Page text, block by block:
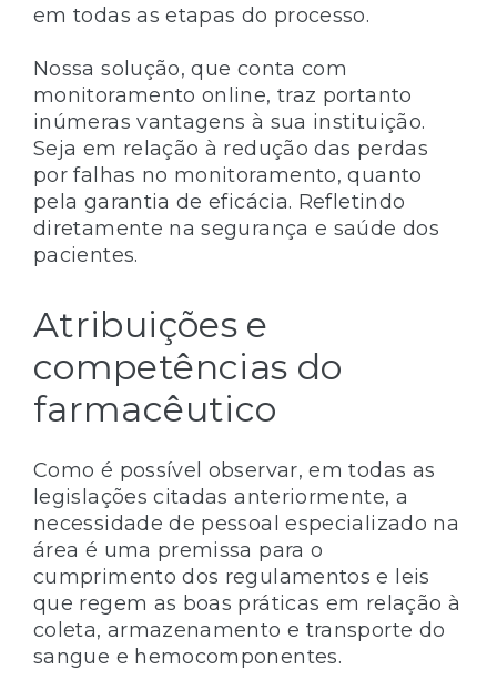
em todas as etapas do processo.
Nossa solução, que conta com
monitoramento online, traz portanto
inúmeras vantagens à sua instituição.
Seja em relação à redução das perdas
por falhas no monitoramento, quanto
pela garantia de eficácia. Refletindo
diretamente na segurança e saúde dos
pacientes.
Atribuições e
competências do
farmacêutico
Como é possível observar, em todas as
legislações citadas anteriormente, a
necessidade de pessoal especializado na
área é uma premissa para o
cumprimento dos regulamentos e leis
que regem as boas práticas em relação à
coleta, armazenamento e transporte do
sangue e hemocomponentes.